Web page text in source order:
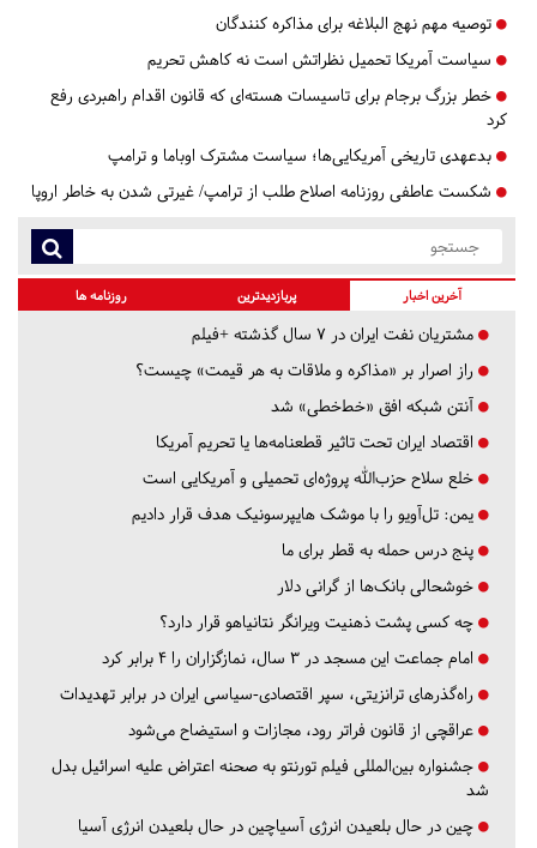
توصیه مهم نهج البلاغه برای مذاکره کنندگان
سیاست آمریکا تحمیل نظراتش است نه کاهش تحریم
خطر بزرگ برجام برای تاسیسات هسته‌ای که قانون اقدام راهبردی رفع
کرد
بدعهدی تاریخی آمریکایی‌ها؛ سیاست مشترک اوباما و ترامپ
شکست عاطفی روزنامه اصلاح طلب از ترامپ/ غیرتی شدن به خاطر اروپا
آخرین اخبار پربازدیدترین روزنامه ها
مشتریان نفت ایران در ۷ سال گذشته +فیلم
راز اصرار بر «مذاکره و ملاقات به هر قیمت» چیست؟
آنتن شبکه افق «خط‌خطی» شد
اقتصاد ایران تحت تاثیر قطعنامه‌ها یا تحریم‌ آمریکا
خلع سلاح حزب‌الله پروژه‌ای تحمیلی و آمریکایی است
یمن: تل‌آویو را با موشک هایپرسونیک هدف قرار دادیم
پنج درس‌ حمله به قطر برای ما
خوشحالی بانک‌ها از گرانی دلار
چه کسی پشت ذهنیت ویرانگر نتانیاهو قرار دارد؟
امام جماعت این مسجد در ۳ سال، نمازگزاران را ۴ برابر کرد
راه‌گذرهای ترانزیتی، سپر اقتصادی-سیاسی ایران در برابر تهدیدات
عراقچی از قانون فراتر رود، مجازات و استیضاح می‌شود
جشنواره بین‌المللی فیلم تورنتو به صحنه اعتراض علیه اسرائیل بدل
شد
چین در حال بلعیدن انرژی آسیاچین در حال بلعیدن انرژی آسیا